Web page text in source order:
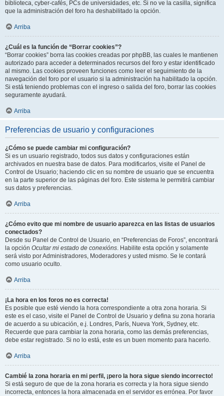
biblioteca, cyber-cafés, PCs de universidades, etc. Si no ve la casilla, significa
que la administración del foro ha deshabilitado la opción.
Arriba
¿Cuál es la función de “Borrar cookies”?
“Borrar cookies” borra las cookies creadas por phpBB, las cuales le mantienen
autorizado para acceder a determinados recursos del foro y estar identificado
al mismo. Las cookies proveen funciones como leer el seguimiento de la
navegación del foro por el usuario si la administración ha habilitado la opción.
Si está teniendo problemas con el ingreso o salida del foro, borrar las cookies
seguramente ayudará.
Arriba
Preferencias de usuario y configuraciones
¿Cómo se puede cambiar mi configuración?
Si es un usuario registrado, todos sus datos y configuraciones están
archivados en nuestra base de datos. Para modificarlos, visite el Panel de
Control de Usuario; haciendo clic en su nombre de usuario que se encuentra
en la parte superior de las páginas del foro. Este sistema le permitirá cambiar
sus datos y preferencias.
Arriba
¿Cómo evito que mi nombre de usuario aparezca en las listas de usuarios
conectados?
Desde su Panel de Control de Usuario, en “Preferencias de Foros”, encontrará
la opción Ocultar mi estado de conexións. Habilite esta opción y solamente
será visto por Administradores, Moderadores y usted mismo. Se le contará
como usuario oculto.
Arriba
¡La hora en los foros no es correcta!
Es posible que esté viendo la hora correspondiente a otra zona horaria. Si
este es el caso, visite el Panel de Control de Usuario y defina su zona horaria
de acuerdo a su ubicación, e.j. Londres, París, Nueva York, Sydney, etc.
Recuerde que para cambiar la zona horaria, como las demás preferencias,
debe estar registrado. Si no lo está, este es un buen momento para hacerlo.
Arriba
Cambié la zona horaria en mi perfil, ¡pero la hora sigue siendo incorrecto!
Si está seguro de que de la zona horaria es correcta y la hora sigue siendo
incorrecta, entonces la hora almacenada en el servidor es errónea. Por favor